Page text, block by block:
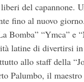
del capannone.
fino al nuovo
Bomba” “Ymca” e
latine di divertirsi
allo staff della
Palumbo, il
o
r
: